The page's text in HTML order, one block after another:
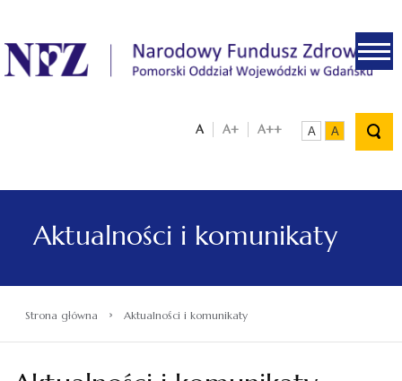
.
A A+ A++ A A
Aktualności i komunikaty
Strona główna › Aktualności i komunikaty